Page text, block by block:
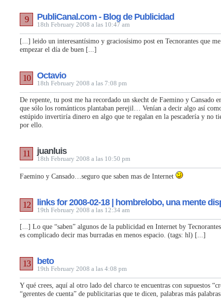
PubliCanal.com - Blog de Publicidad
18th February 2008 a las 10:47 am
9
[...] leido un interesantísimo y graciosísimo post en Tecnorantes que
empezar el día de buen [...]
Octavio
18th February 2008 a las 7:08 pm
10
De repente, tu post me ha recordado un skecht de Faemino y Cansado
que sólo los románticos plantaban perejil… Venían a decir algo así
estúpido invertiría dinero en algo que te regalan en la pescadería y no
por ello.
juanluis
18th February 2008 a las 10:50 pm
11
Faemino y Cansado…seguro que saben mas de Internet
links for 2008-02-18 | hombrelobo, una mente
19th February 2008 a las 12:34 am
12
[...] Lo que “saben” algunos de la publicidad en Internet by
es complicado decir mas burradas en menos espacio. (tags: hl) [...]
beto
19th February 2008 a las 4:08 pm
13
Y qué crees, aquí al otro lado del charco te encuentras con supuestos
“gerentes de cuenta” de publicitarias que te dicen, palabras más